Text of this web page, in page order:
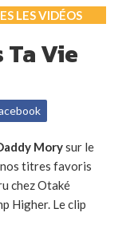
LES VIDÉOS
Vie
Morysur le
nos titres favoris
chez Otaké
Higher. Le clip